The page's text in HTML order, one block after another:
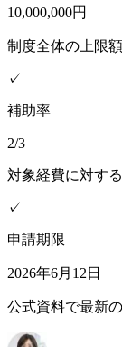
10,000,000円
制度全体の上限額
✓
補助率
2/3
対象経費に対す
✓
申請期限
2026年6月12日
公式資料で最新